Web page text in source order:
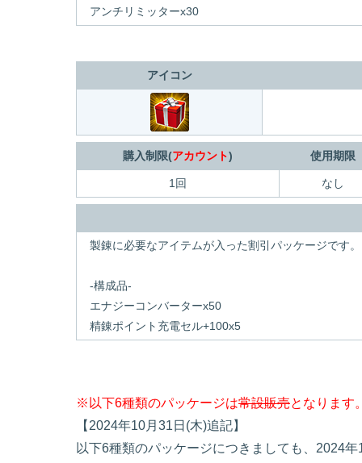
アンチリミッターx30
アイコン
購入制限(アカウント) 使用期限
1回 なし
製錬に必要なアイテムが入った割引パッケージです。
-構成品-
エナジーコンバーターx50
精錬ポイント充電セル+100x5
※以下6種類のパッケージは常設販売となります
【2024年10月31日(木)追記】
以下6種類のパッケージにつきましても、2024